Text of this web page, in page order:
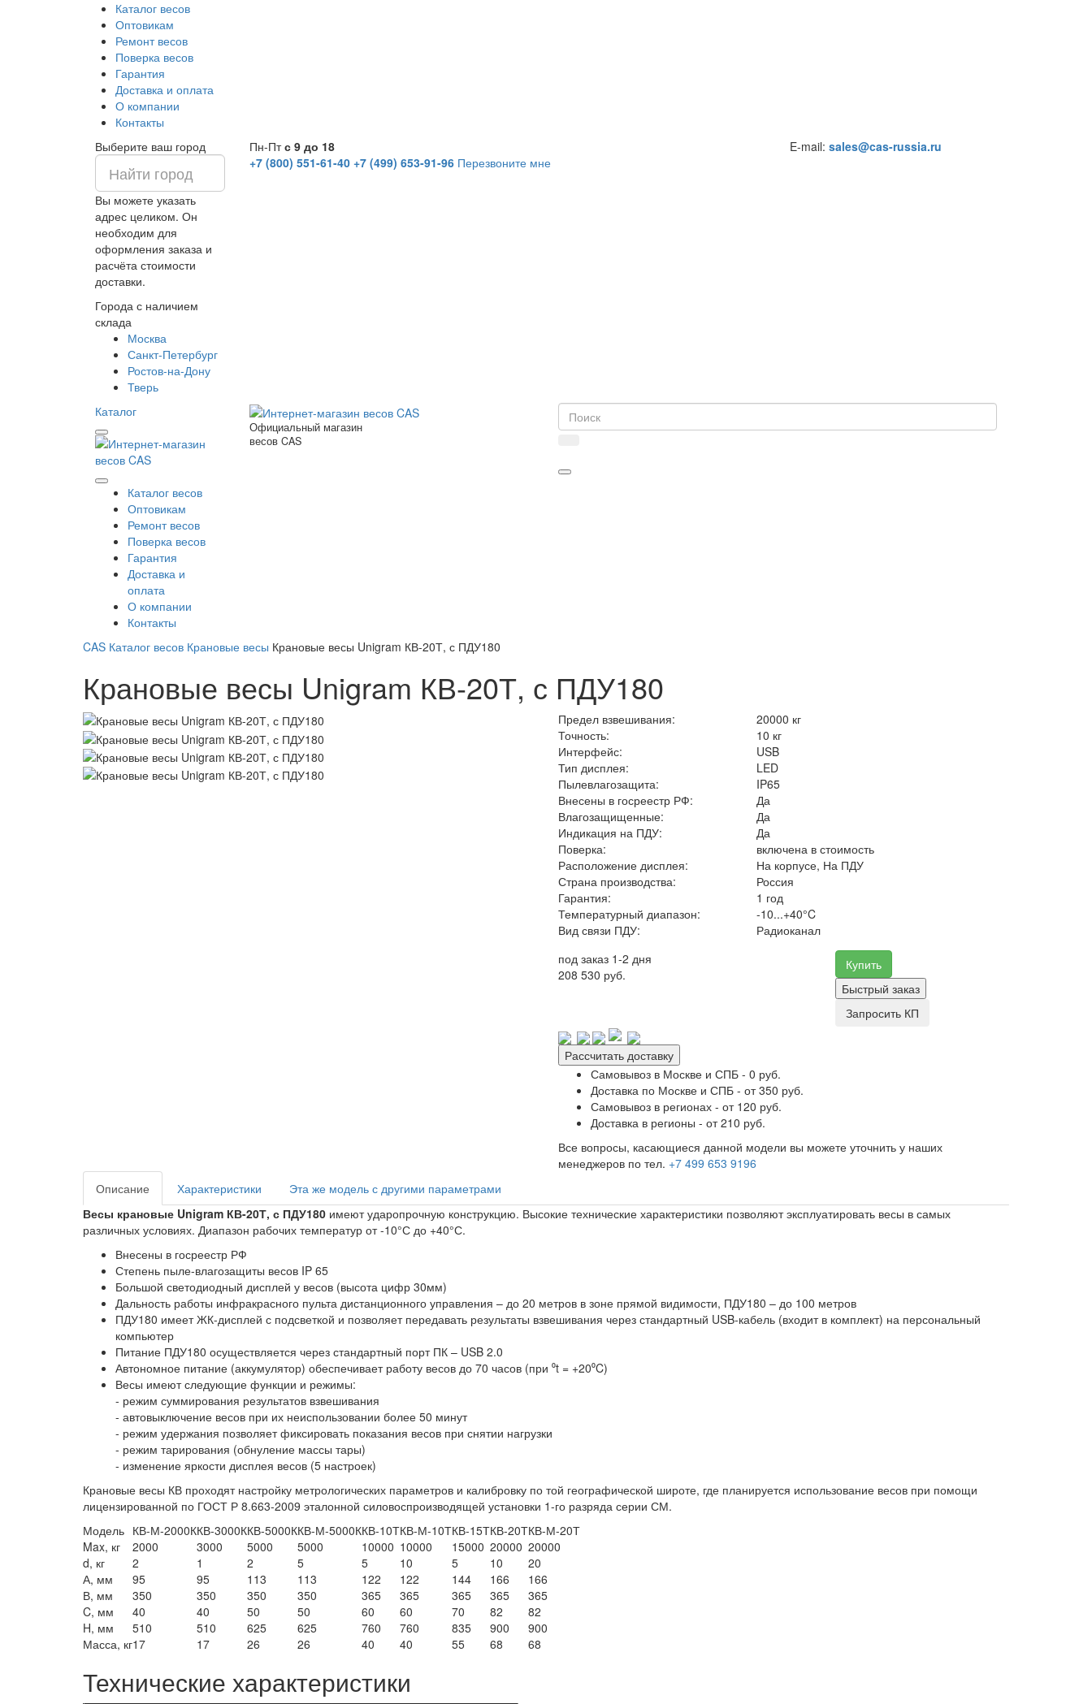
Каталог весов
Оптовикам
Ремонт весов
Поверка весов
Гарантия
Доставка и оплата
О компании
Контакты
Выберите ваш город
Вы можете указать
адрес целиком. Он
необходим для
оформления заказа и
расчёта стоимости
доставки.
Города с наличием
склада
Москва
Санкт-Петербург
Ростов-на-Дону
Тверь
Пн-Птс 9 до 18
+7 (800) 551-61-40 +7 (499) 653-91-96 Перезвоните мне
E-mail: sales@cas-russia.ru
Каталог
Каталог весов
Оптовикам
Ремонт весов
Поверка весов
Гарантия
Доставка и
оплата
О компании
Контакты
Официальный магазин
весов CAS
CAS Каталог весов Крановые весы Крановые весы Unigram КВ-20Т, с ПДУ180
Крановые весы Unigram КВ-20Т, с ПДУ180
Предел взвешивания:
20000 кг
Точность:
10 кг
Интерфейс:
USB
Тип дисплея:
LED
Пылевлагозащита:
IP65
Внесены в госреестр РФ:
Да
Влагозащищенные:
Да
Индикация на ПДУ:
Да
Поверка:
включена в стоимость
Расположение дисплея:
На корпусе, На ПДУ
Страна производства:
Россия
Гарантия:
1 год
Температурный диапазон:
-10...+40°C
Вид связи ПДУ:
Радиоканал
под заказ 1-2 дня
208 530 руб.
Купить
Быстрый заказ
Запросить КП
Рассчитать доставку
Самовывоз в Москве и СПБ - 0 руб.
Доставка по Москве и СПБ - от 350 руб.
Самовывоз в регионах - от 120 руб.
Доставка в регионы - от 210 руб.
Все вопросы, касающиеся данной модели вы можете уточнить у наших
менеджеров по тел. +7 499 653 9196
Описание
Характеристики
Эта же модель с другими параметрами
Весы крановые Unigram КВ-20Т, с ПДУ180 имеют ударопрочную конструкцию. Высокие технические характеристики позволяют эксплуатировать весы в самых
различных условиях. Диапазон рабочих температур от -10°С до +40°С.
Внесены в госреестр РФ
Степень пыле-влагозащиты весов IP 65
Большой светодиодный дисплей у весов (высота цифр 30мм)
Дальность работы инфракрасного пульта дистанционного управления – до 20 метров в зоне прямой видимости, ПДУ180 – до 100 метров
ПДУ180 имеет ЖК-дисплей с подсветкой и позволяет передавать результаты взвешивания через стандартный USB-кабель (входит в комплект) на персональный
компьютер
Питание ПДУ180 осуществляется через стандартный порт ПК – USB 2.0
Автономное питание (аккумулятор) обеспечивает работу весов до 70 часов (при ⁰t = +20⁰C)
Весы имеют следующие функции и режимы:
- режим суммирования результатов взвешивания
- автовыключение весов при их неиспользовании более 50 минут
- режим удержания позволяет фиксировать показания весов при снятии нагрузки
- режим тарирования (обнуление массы тары)
- изменение яркости дисплея весов (5 настроек)
Крановые весы КВ проходят настройку метрологических параметров и калибровку по той географической широте, где планируется использование весов при помощи
лицензированной по ГОСТ Р 8.663-2009 эталонной силовоспроизводящей установки 1-го разряда серии СМ.
Модель КВ-М-2000ККВ-3000ККВ-5000ККВ-М-5000ККВ-10ТКВ-М-10ТКВ-15ТКВ-20ТКВ-М-20Т
Max, кг
2000 3000 5000 5000 10000 10000 15000 20000 20000
d, кг
2 1 2 5 5 10 5 10
20
А, мм
95 95 113 113 122 122 144 166
166
В, мм
350 350 350 350 365 365 365 365
365
C, мм
40 40 50 50 60 60 70 82
82
H, мм
510 510 625 625 760 760 835 900
900
Масса, кг17 17 26 26 40 40 55 68 68
Технические характеристики